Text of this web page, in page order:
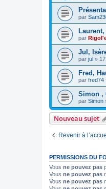
par
par
Jul,
par jul »
Fred,
par fred74
Simon ,
par Simon
Nouveau sujet
Revenir à
PERMISSIONS DU
Vous ne pouvez pas
Vous ne pouvez pas
Vous ne pouvez pas